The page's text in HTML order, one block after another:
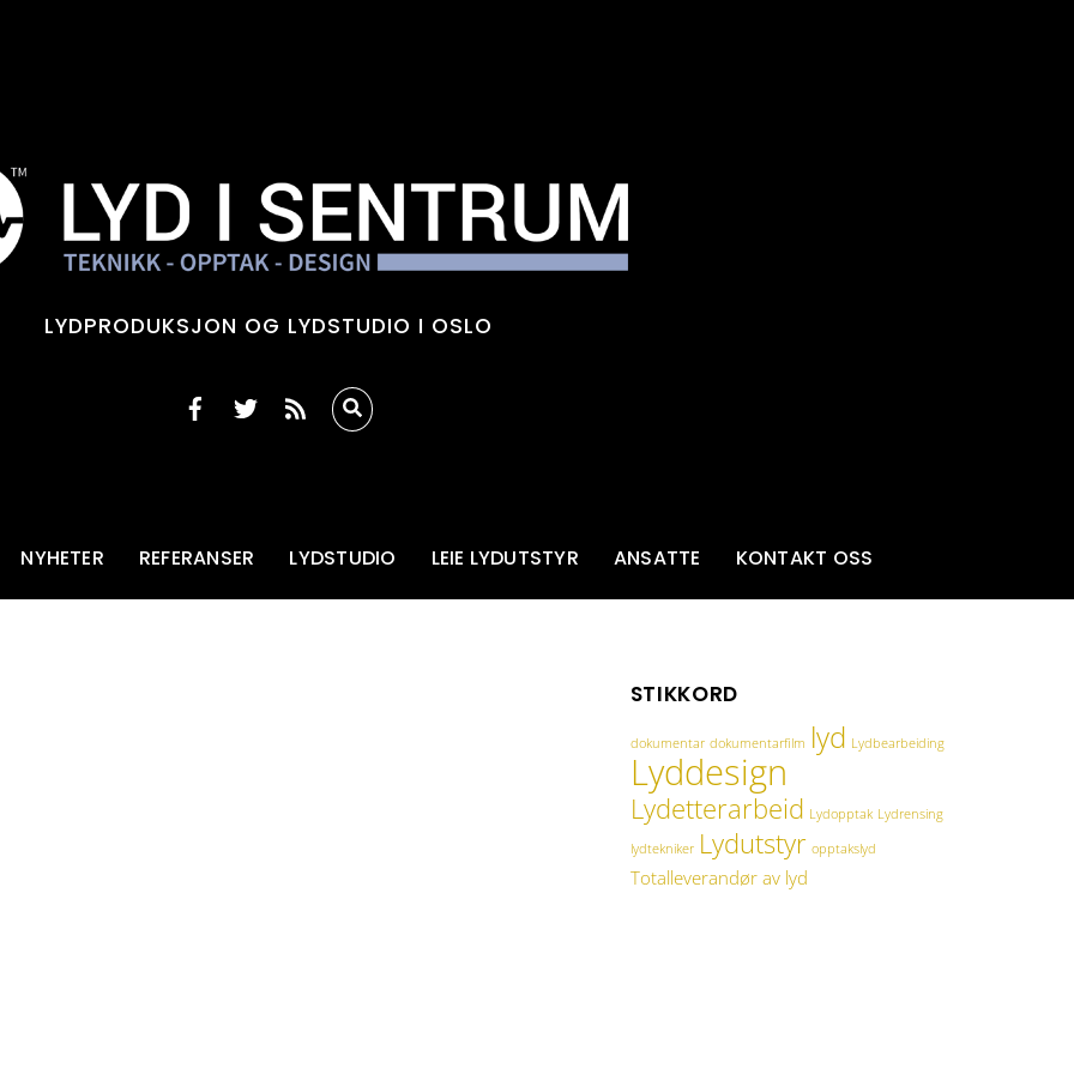
LYDPRODUKSJON OG LYDSTUDIO I OSLO
RSS
NYHETER REFERANSER LYDSTUDIO LEIE LYDUTSTYR ANSATTE KONTAKT OSS
STIKKORD
dokumentar dokumentarfilm lyd Lydbearbeiding
Lyddesign
Lydetterarbeid Lydopptak Lydrensing
lydtekniker Lydutstyr opptakslyd
Totalleverandør av lyd